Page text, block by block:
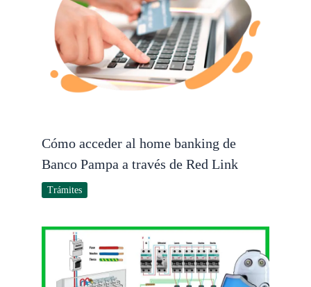
Cómo acceder al home banking de
Banco Pampa a través de Red Link
Trámites